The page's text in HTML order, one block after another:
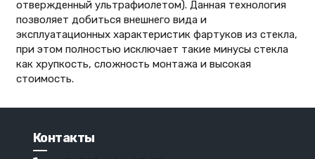
отвержденный ультрафиолетом). Данная технология
позволяет добиться внешнего вида и
эксплуатационных характеристик фартуков из стекла,
при этом полностью исключает такие минусы стекла
как хрупкость, сложность монтажа и высокая
стоимость.
Контакты